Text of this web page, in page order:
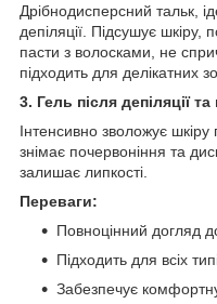
Дрібнодисперсний тальк,
депіляції. Підсушує
пасти з волосками, не
підходить для делікатних
3. Гель після депіляції
Інтенсивно зволожує
знімає почервоніння та
залишає липкості.
Переваги:
Повноцінний догляд
Підходить для всіх
Забезпечує